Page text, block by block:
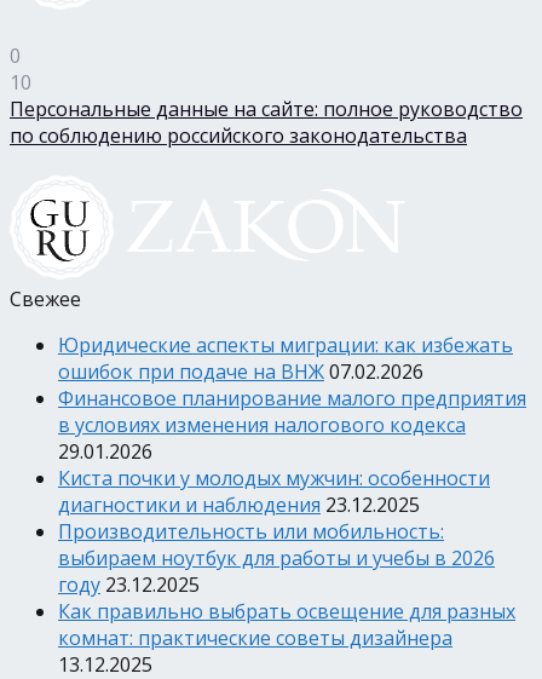
0
10
Персональные данные на сайте: полное руководство
по соблюдению российского законодательства
Свежее
Юридические аспекты миграции: как избежать
ошибок при подаче на ВНЖ07.02.2026
Финансовое планирование малого предприятия
в условиях изменения налогового кодекса
29.01.2026
Киста почки у молодых мужчин: особенности
диагностики и наблюдения 23.12.2025
Производительность или мобильность:
выбираем ноутбук для работы и учебы в 2026
году 23.12.2025
Как правильно выбрать освещение для разных
комнат: практические советы дизайнера
13.12.2025